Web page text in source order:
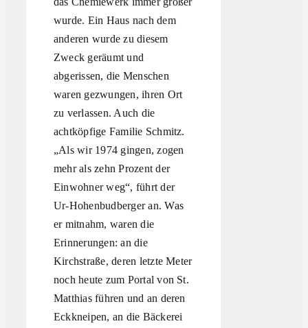
wurde. Ein Haus nach dem
anderen wurde zu diesem
Zweck geräumt und
abgerissen, die Menschen
waren gezwungen, ihren Ort
zu verlassen. Auch die
achtköpfige Familie Schmitz.
„Als wir 1974 gingen, zogen
mehr als zehn Prozent der
Einwohner weg“, führt der
Ur-Hohenbudberger an. Was
er mitnahm, waren die
Erinnerungen: an die
Kirchstraße, deren letzte Meter
noch heute zum Portal von St.
Matthias führen und an deren
Eckkneipen, an die Bäckerei